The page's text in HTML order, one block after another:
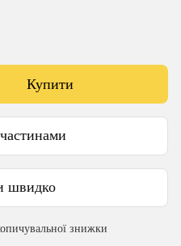
Купити
швидко
знижки